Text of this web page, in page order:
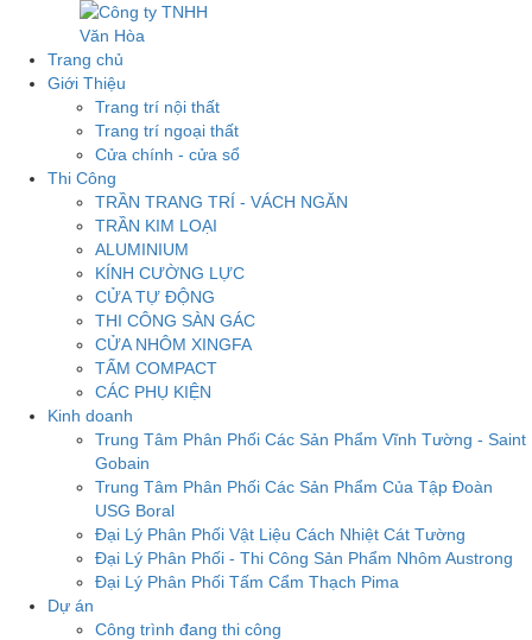
Trang chủ
Giới Thiệu
Trang trí nội thất
Trang trí ngoại thất
Cửa chính - cửa sổ
Thi Công
TRẦN TRANG TRÍ - VÁCH NGĂN
TRẦN KIM LOẠI
ALUMINIUM
KÍNH CƯỜNG LỰC
CỬA TỰ ĐỘNG
THI CÔNG SÀN GÁC
CỬA NHÔM XINGFA
TẤM COMPACT
CÁC PHỤ KIỆN
Kinh doanh
Trung Tâm Phân Phối Các Sản Phẩm Vĩnh Tường - Saint
Gobain
Trung Tâm Phân Phối Các Sản Phẩm Của Tập Đoàn
USG Boral
Đại Lý Phân Phối Vật Liệu Cách Nhiệt Cát Tường
Đại Lý Phân Phối - Thi Công Sản Phẩm Nhôm Austrong
Đại Lý Phân Phối Tấm Cẩm Thạch Pima
Dự án
Công trình đang thi công